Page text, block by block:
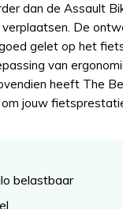
dan de Assault
De
gelet op het
van
heeft The
jouw
belastbaar